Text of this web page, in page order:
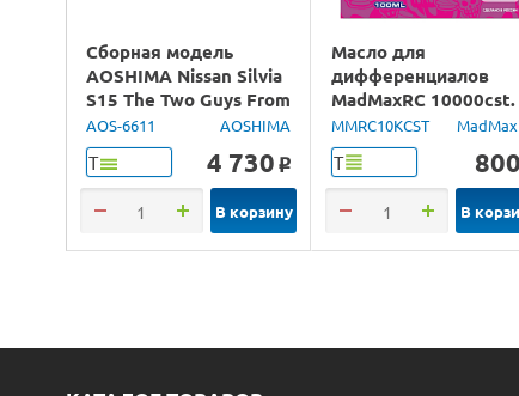
Сборная модель
AOSHIMA Nissan Silvia
S15 The Two Guys From
Tokyo, 1/24
AOS-6611 AOSHIMA
Т 4 730 o
В корзину
Масло для
дифференциалов
MadMaxRC 10000cst.
100ml.
MMRC10KCST
Т 800
В